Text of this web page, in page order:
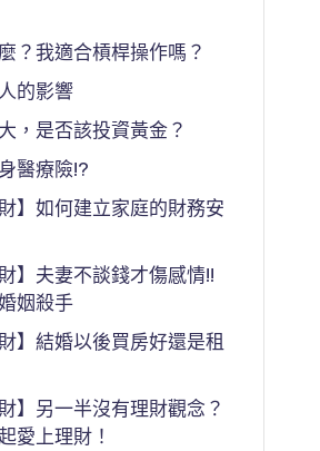
？我適合槓桿操作嗎？
的影響
，是否該投資黃金？
醫療險!?
】如何建立家庭的財務安
】夫妻不談錢才傷感情!!
姻殺手
】結婚以後買房好還是租
】另一半沒有理財觀念？
愛上理財！